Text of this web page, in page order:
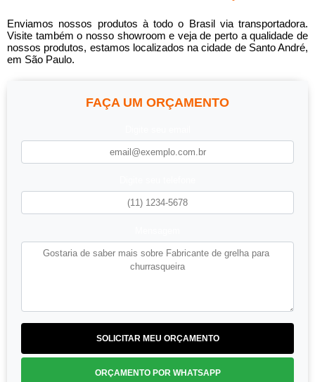
Enviamos nossos produtos à todo o Brasil via transportadora.
Visite também o nosso showroom e veja de perto a qualidade de
nossos produtos, estamos localizados na cidade de Santo André,
em São Paulo.
FAÇA UM ORÇAMENTO
SOLICITAR MEU ORÇAMENTO
ORÇAMENTO POR WHATSAPP